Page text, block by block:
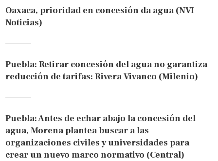
Oaxaca, prioridad en concesión da agua (NVI
Noticias)
Puebla: Retirar concesión del agua no garantiza
reducción de tarifas: Rivera Vivanco (Milenio)
Puebla: Antes de echar abajo la concesión del
agua, Morena plantea buscar a las
organizaciones civiles y universidades para
crear un nuevo marco normativo (Central)